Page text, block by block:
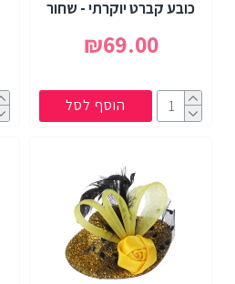
כובע קברט יוקרתי - שחור
₪69.00
הוסף לסל